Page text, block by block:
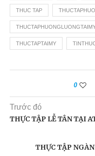
THUC TAP
THUCTAPTAIMY
0
Trước đó
THỰC TẬP LỄ TÂN TẠI
THỰC TẬP